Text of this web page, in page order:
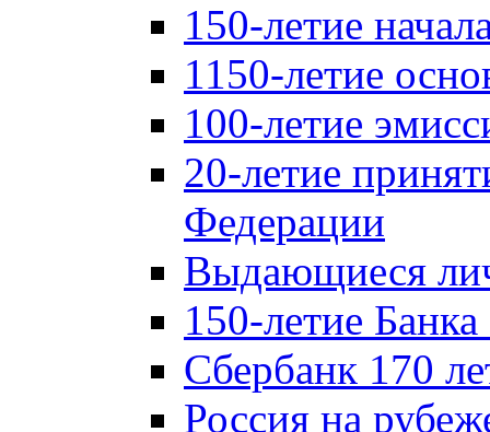
150-летие
1150-летие
100-летие
20-летие
Федерации
Выдающиеся
150-летие
Сбербанк 170
Россия на